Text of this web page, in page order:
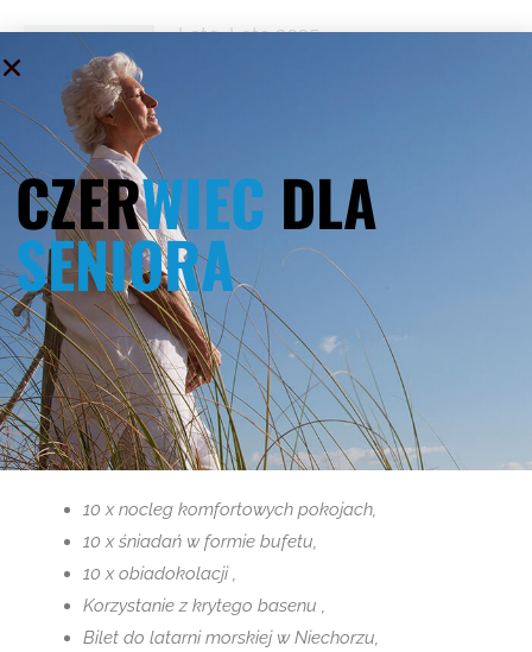
Lato, Lato 2025
12 marca 2025
Majówka 2025
12 marca 2025
Majówka 2024
CZERWIEC DLA
SENIORA
10 x nocleg komfortowych pokojach,
10 x śniadań w formie bufetu,
10 x obiadokolacji ,
Korzystanie z krytego basenu ,
Bilet do latarni morskiej w Niechorzu,